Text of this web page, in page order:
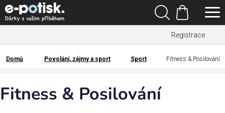
Přejít
na
obsah
Registrace
Hledat
Nákupní
košík
Domů
Domů Povolání, zájmy a sport Sport Fitness & Posilování
Fitness & Posilování